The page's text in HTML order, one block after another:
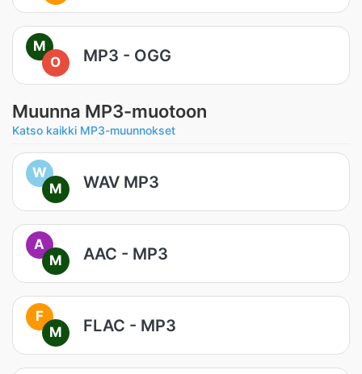
M
O
MP3 - OGG
Muunna MP3-muotoon
Katso kaikki MP3-muunnokset
W
M
WAV MP3
A
M
AAC - MP3
F
M
FLAC - MP3